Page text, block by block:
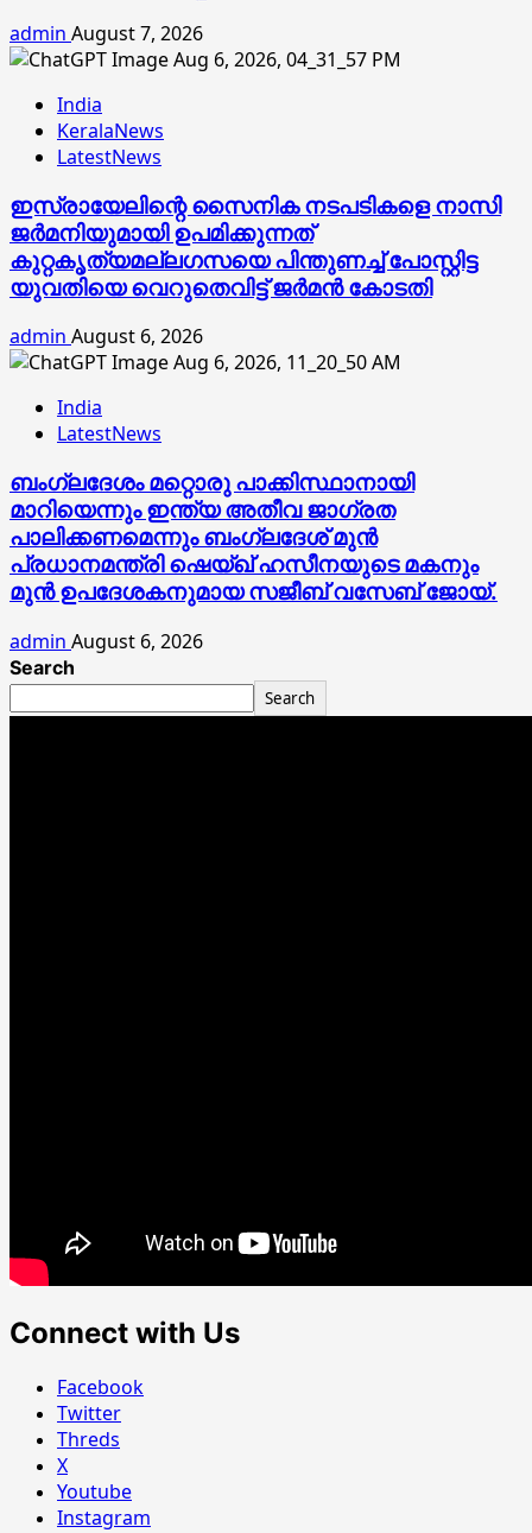
admin August 7, 2026
India
KeralaNews
LatestNews
ഇസ്രായേലിന്റെ സൈനിക നടപടികളെ നാസി
ജര്‍മനിയുമായി ഉപമിക്കുന്നത്
കുറ്റകൃത്യമല്ലഗസയെ പിന്തുണച്ച് പോസ്റ്റിട്ട
യുവതിയെ വെറുതെവിട്ട് ജര്‍മന്‍ കോടതി
admin August 6, 2026
India
LatestNews
ബംഗ്ലദേശം മറ്റൊരു പാക്കിസ്ഥാനായി
മാറിയെന്നും ഇന്ത്യ അതീവ ജാഗ്രത
പാലിക്കണമെന്നും ബംഗ്ലദേശ് മുൻ
പ്രധാനമന്ത്രി ഷെയ്ഖ് ഹസീനയുടെ മകനും
മുൻ ഉപദേശകനുമായ സജീബ് വസേബ് ജോയ്.
admin August 6, 2026
Search
Search
Connect with Us
Facebook
Twitter
Threds
X
Youtube
Instagram